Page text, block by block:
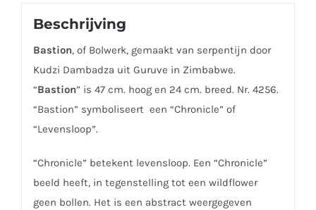
Beschrijving
Bastion, of Bolwerk, gemaakt van serpentijn door
Kudzi Dambadza uit Guruve in Zimbabwe.
“Bastion” is 47 cm. hoog en 24 cm. breed. Nr. 4256.
“Bastion” symboliseert een “Chronicle” of
“Levensloop”.
“Chronicle” betekent levensloop. Een “Chronicle”
beeld heeft, in tegenstelling tot een wildflower
geen bollen. Het is een abstract weergegeven